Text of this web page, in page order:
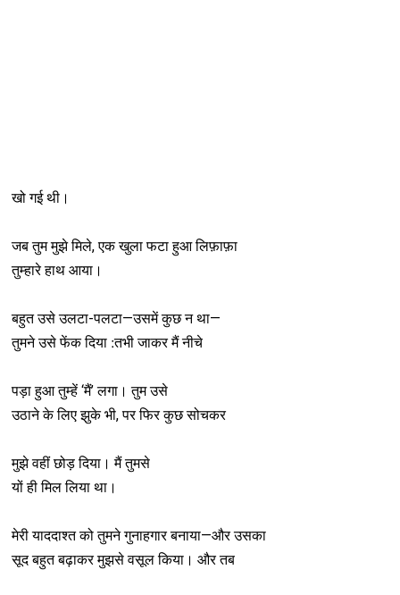
खो गई थी।
जब तुम मुझे मिले, एक खुला फटा हुआ लिफ़ाफ़ा
तुम्हारे हाथ आया।
बहुत उसे उलटा-पलटा—उसमें कुछ न था—
तुमने उसे फेंक दिया ׃ तभी जाकर मैं नीचे
पड़ा हुआ तुम्हें ‘मैं’ लगा। तुम उसे
उठाने के लिए झुके भी, पर फिर कुछ सोचकर
मुझे वहीं छोड़ दिया। मैं तुमसे
यों ही मिल लिया था।
मेरी याददाश्त को तुमने गुनाहगार बनाया—और उसका
सूद बहुत बढ़ाकर मुझसे वसूल किया। और तब